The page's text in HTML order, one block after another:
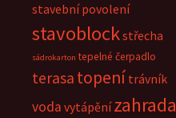
stavební povolení
stavoblockstřecha
sádrokarton tepelné čerpadlo
terasa topení trávník
voda vytápění zahrada